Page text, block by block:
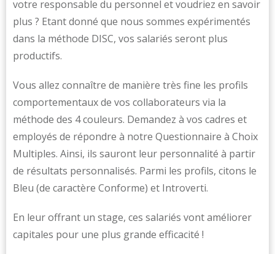
votre responsable du personnel et voudriez en savoir
plus ? Etant donné que nous sommes expérimentés
dans la méthode DISC, vos salariés seront plus
productifs.
Vous allez connaître de manière très fine les profils
comportementaux de vos collaborateurs via la
méthode des 4 couleurs. Demandez à vos cadres et
employés de répondre à notre Questionnaire à Choix
Multiples. Ainsi, ils sauront leur personnalité à partir
de résultats personnalisés. Parmi les profils, citons le
Bleu (de caractère Conforme) et Introverti.
En leur offrant un stage, ces salariés vont améliorer
capitales pour une plus grande efficacité !